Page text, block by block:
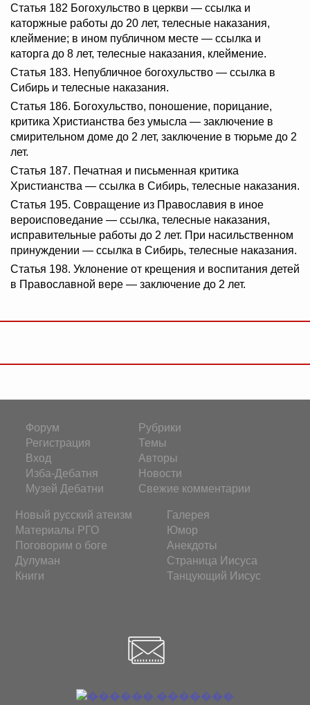
Статья 182 Богохульство в церкви — ссылка и
каторжные работы до 20 лет, телесные наказания,
клеймение; в ином публичном месте — ссылка и
каторга до 8 лет, телесные наказания, клеймение.
Статья 183. Непубличное богохульство — ссылка в
Сибирь и телесные наказания.
Статья 186. Богохульство, поношение, порицание,
критика Христианства без умысла — заключение в
смирительном доме до 2 лет, заключение в тюрьме до 2
лет.
Статья 187. Печатная и письменная критика
Христианства — ссылка в Сибирь, телесные наказания.
Статья 195. Совращение из Православия в иное
вероисповедание — ссылка, телесные наказания,
исправительные работы до 2 лет. При насильственном
принуждении — ссылка в Сибирь, телесные наказания.
Статья 198. Уклонение от крещения и воспитания детей
в Православной вере — заключение до 2 лет.
Форум
Регистрация
Вход
Изба-Дебатня
Музей Дебатни
Рубрики
Темы
Авторы
Новости
Свежие комментарии
Новый русский атеизм
Материалы РГО
Поговорим о боге
Дулуман
Книги
Галерея
Юмор
Анекдоты
Страница Иисуса
Танцующий Иисус